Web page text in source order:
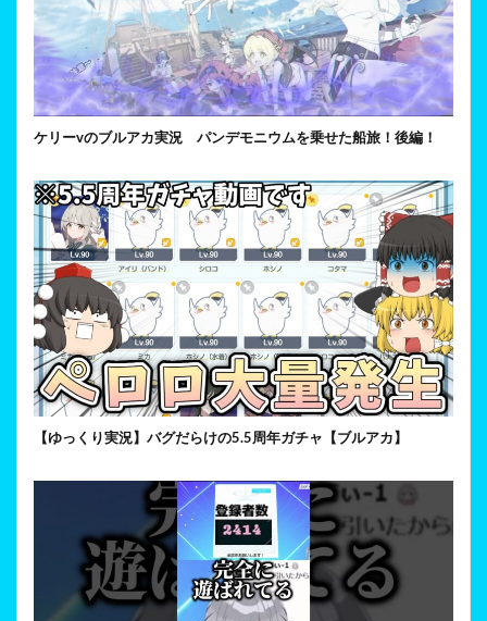
ケリーvのブルアカ実況 パンデモニウムを乗せた船旅！後編！
【ゆっくり実況】バグだらけの5.5周年ガチャ【ブルアカ】